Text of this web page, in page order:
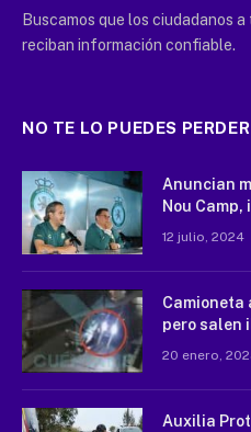
Buscamos que los ciudadanos
reciban información confiable.
NO TE LO PUEDES PERDER
Anuncian
Nou
12 julio, 2024
Camioneta
pero salen
20 enero,
Auxilia